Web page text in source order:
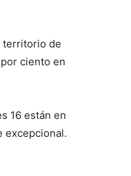
territorio de
ciento en
16 están en
excepcional.